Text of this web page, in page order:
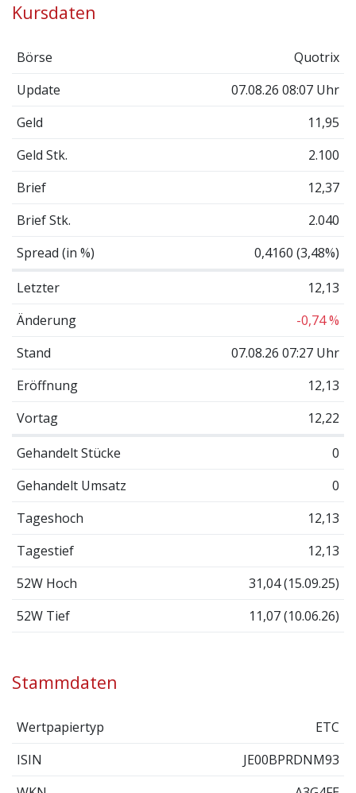
Kursdaten
Börse
Quotrix
Update
07.08.26 08:07 Uhr
Geld
11,95
Geld Stk.
2.100
Brief
12,37
Brief Stk.
2.040
Spread (in %)
0,4160 (3,48%)
Letzter
12,13
Änderung
-0,74 %
Stand
07.08.26 07:27 Uhr
Eröffnung
12,13
Vortag
12,22
Gehandelt Stücke
0
Gehandelt Umsatz
0
Tageshoch
12,13
Tagestief
12,13
52W Hoch
31,04 (15.09.25)
52W Tief
11,07 (10.06.26)
Stammdaten
Wertpapiertyp
ETC
ISIN
JE00BPRDNM93